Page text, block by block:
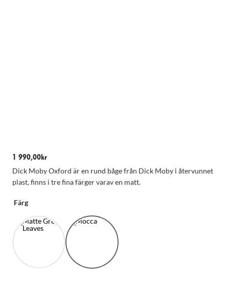
1 990,00 kr
Dick Moby Oxford är en rund båge från Dick Moby i återvunnet
plast, finns i tre fina färger varav en matt.
Färg
går inte att
välja bort.